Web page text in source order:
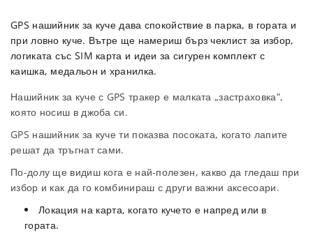
GPS нашийник за куче дава спокойствие в парка, в гората и
при ловно куче. Вътре ще намериш бърз чеклист за избор,
логиката със SIM карта и идеи за сигурен комплект с
каишка, медальон и хранилка.
Нашийник за куче с GPS тракер е малката „застраховка“,
която носиш в джоба си.
GPS нашийник за куче ти показва посоката, когато лапите
решат да тръгнат сами.
По-долу ще видиш кога е най-полезен, какво да гледаш при
избор и как да го комбинираш с други важни аксесоари.
Локация на карта, когато кучето е напред или в
гората.